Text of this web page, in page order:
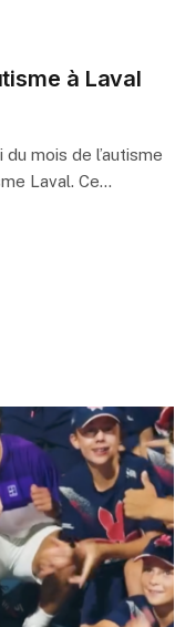
à Laval
mois de l’autisme
Laval. Ce…